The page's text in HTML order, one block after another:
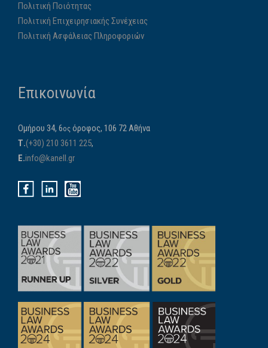
Πολιτική Ποιότητας
Πολιτική Επιχειρησιακής Συνέχειας
Πολιτική Ασφάλειας Πληροφοριών
Επικοινωνία
Ομήρου 34, 6ος όροφος, 106 72 Αθήνα
Τ.(+30) 210 3611 225,
E.info@kanell.gr